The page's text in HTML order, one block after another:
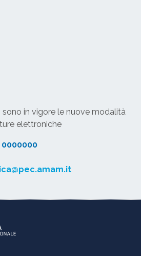
in vigore le nuove modalità
elettroniche
0000000